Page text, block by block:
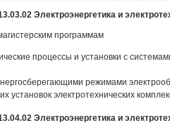
Электроэнергетика и
программам
процессы и установки с
режимами
установок электротехнических
Электроэнергетика и